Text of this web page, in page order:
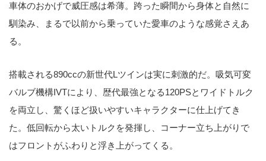
車体のおかげで威圧感は希薄。跨った瞬間から身体と自然に
馴染み、まるで以前から乗っていた愛車のような感覚さえあ
る。
搭載される890ccの新世代Lツインは実に刺激的だ。吸気可変
バルブ機構IVTにより、歴代最強となる120PSとワイドトルク
を両立し、驚くほど扱いやすいキャラクターに仕上げてき
た。低回転から太いトルクを発揮し、コーナー立ち上がりで
はフロントがふわりと浮き上がってくる。